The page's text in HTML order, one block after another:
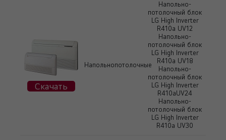
Скачать
Напольнопотолочные
Напольно-
потолочный блок
LG High Inverter
R410a UV12
Напольно-
потолочный блок
LG High Inverter
R410a UV18
Напольно-
потолочный блок
LG High Inverter
R410aUV24
Напольно-
потолочный блок
LG High Inverter
R410a UV30